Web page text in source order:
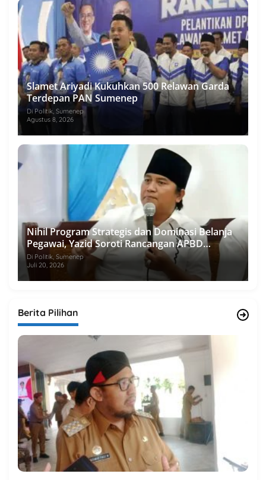
Slamet Ariyadi Kukuhkan 500 Relawan Garda
Terdepan PAN Sumenep
Di Politik, Sumenep
Agustus 8, 2026
Nihil Program Strategis dan Dominasi Belanja
Pegawai, Yazid Soroti Rancangan APBD
Sumenep 2027
Di Politik, Sumenep
Juli 20, 2026
Berita Pilihan